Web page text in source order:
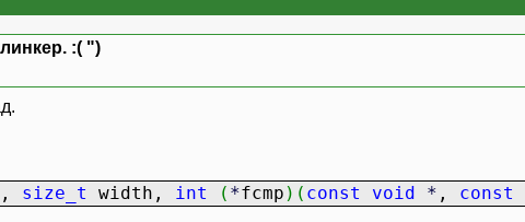
:( ")
size_t width, int ( *fcmp ) ( const void * , const